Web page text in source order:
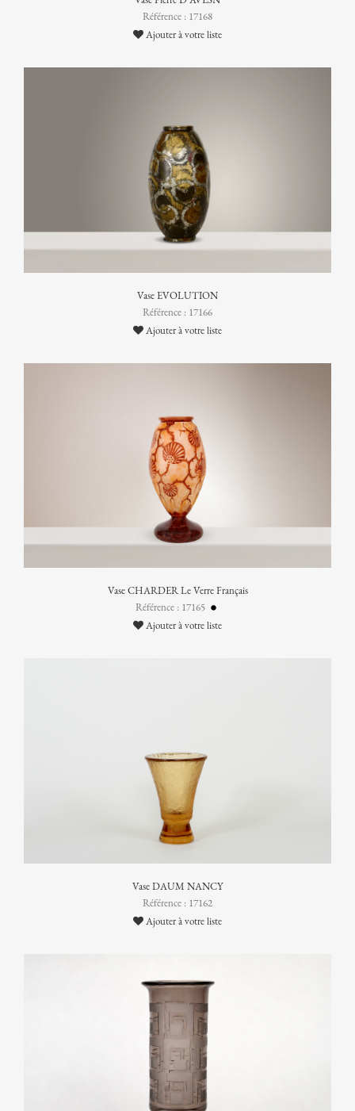
Référence : 17168
Ajouter à votre liste
Vase EVOLUTION
Référence : 17166
Ajouter à votre liste
Vase CHARDER Le Verre Français
Référence : 17165
Ajouter à votre liste
Vase DAUM NANCY
Référence : 17162
Ajouter à votre liste